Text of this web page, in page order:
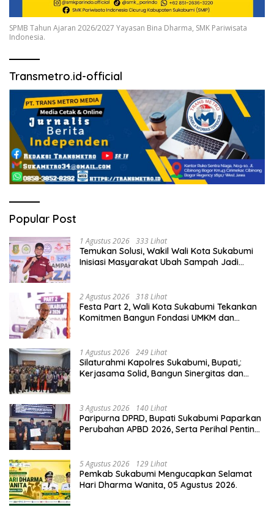
SPMB Tahun Ajaran 2026/2027 Yayasan Bina Dharma, SMK Pariwisata
Indonesia.
Transmetro.id-official
Popular Post
1 Agustus 2026 333 Lihat
Temukan Solusi, Wakil Wali Kota Sukabumi
Inisiasi Masyarakat Ubah Sampah Jadi
2 Agustus 2026 318 Lihat
Festa Part 2, Wali Kota Sukabumi Tekankan
Komitmen Bangun Fondasi UMKM dan
1 Agustus 2026 249 Lihat
Silaturahmi Kapolres Sukabumi, Bupati,:
Kerjasama Solid, Bangun Sinergitas dan
3 Agustus 2026 140 Lihat
Paripurna DPRD, Bupati Sukabumi Paparkan
Perubahan APBD 2026, Serta Perihal Penting
5 Agustus 2026 129 Lihat
Pemkab Sukabumi Mengucapkan Selamat
Hari Dharma Wanita, 05 Agustus 2026.